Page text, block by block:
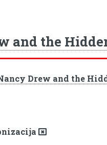
and the
Drew and the